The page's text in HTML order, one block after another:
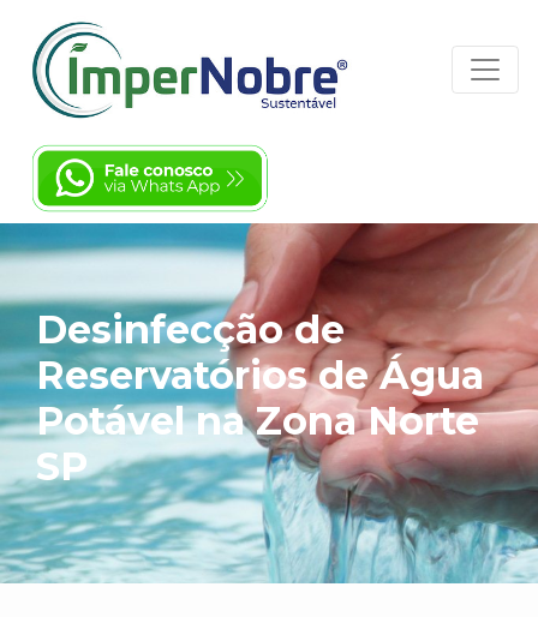
Desinfecção de
Reservatórios de Água
Potável na Zona Norte
SP